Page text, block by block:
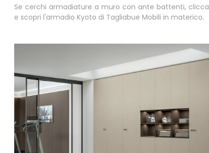
Se cerchi armadiature a muro con ante battenti, clicca
e scopri l'armadio Kyoto di Tagliabue Mobili in materico.